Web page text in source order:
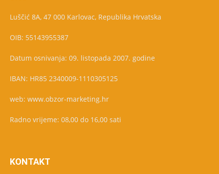
Luščić 8A, 47 000 Karlovac, Republika Hrvatska
OIB: 55143955387
Datum osnivanja: 09. listopada 2007. godine
IBAN: HR85 2340009-1110305125
web: www.obzor-marketing.hr
Radno vrijeme: 08,00 do 16,00 sati
KONTAKT